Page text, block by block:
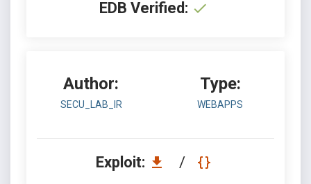
EDB Verified:
Author:
SECU_LAB_IR
Type:
WEBAPPS
Exploit: /